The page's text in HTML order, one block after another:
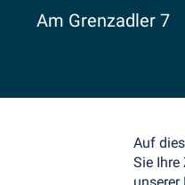
Am Grenzadler 7
oberhof.de
Auf
Sie